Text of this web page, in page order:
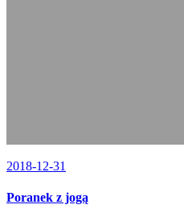
2018-12-31
Poranek z jogą